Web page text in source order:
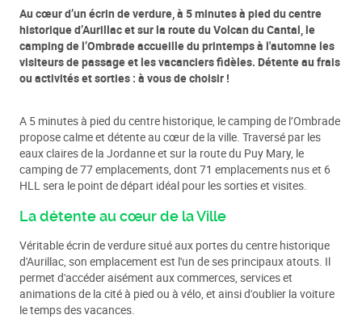
Au cœur d’un écrin de verdure, à 5 minutes à pied du centre
historique d’Aurillac et sur la route du Volcan du Cantal, le
camping de l’Ombrade accueille du printemps à l'automne les
visiteurs de passage et les vacanciers fidèles. Détente au frais
ou activités et sorties : à vous de choisir !
A 5 minutes à pied du centre historique, le camping de l’Ombrade
propose calme et détente au cœur de la ville. Traversé par les
eaux claires de la Jordanne et sur la route du Puy Mary, le
camping de 77 emplacements, dont 71 emplacements nus et 6
HLL sera le point de départ idéal pour les sorties et visites.
La détente au cœur de la Ville
Véritable écrin de verdure situé aux portes du centre historique
d'Aurillac, son emplacement est l'un de ses principaux atouts. Il
permet d'accéder aisément aux commerces, services et
animations de la cité à pied ou à vélo, et ainsi d'oublier la voiture
le temps des vacances.